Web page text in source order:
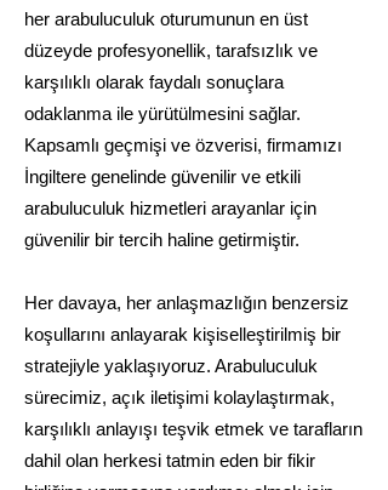
her arabuluculuk oturumunun en üst
düzeyde profesyonellik, tarafsızlık ve
karşılıklı olarak faydalı sonuçlara
odaklanma ile yürütülmesini sağlar.
Kapsamlı geçmişi ve özverisi, firmamızı
İngiltere genelinde güvenilir ve etkili
arabuluculuk hizmetleri arayanlar için
güvenilir bir tercih haline getirmiştir.
Her davaya, her anlaşmazlığın benzersiz
koşullarını anlayarak kişiselleştirilmiş bir
stratejiyle yaklaşıyoruz. Arabuluculuk
sürecimiz, açık iletişimi kolaylaştırmak,
karşılıklı anlayışı teşvik etmek ve tarafların
dahil olan herkesi tatmin eden bir fikir